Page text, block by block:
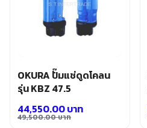
OKURA ปั๊มแช่ดูดโคลน
รุ่น KBZ 47.5
49,500.00บาท
44,550.00บาท